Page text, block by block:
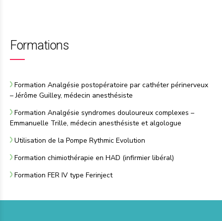
Formations
Formation Analgésie postopératoire par cathéter périnerveux
– Jérôme Guilley, médecin anesthésiste
Formation Analgésie syndromes douloureux complexes –
Emmanuelle Trille, médecin anesthésiste et algologue
Utilisation de la Pompe Rythmic Evolution
Formation chimiothérapie en HAD (infirmier libéral)
Formation FER IV type Ferinject